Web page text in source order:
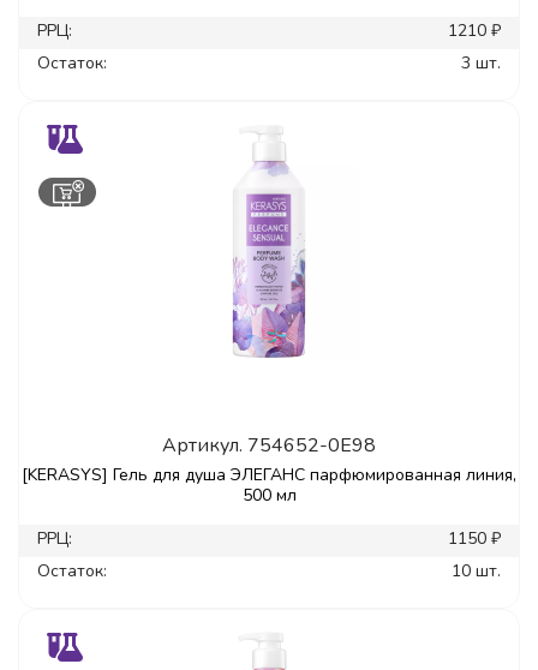
РРЦ:
1210 ₽
Остаток:
3 шт.
Артикул. 754652-0E98
[KERASYS] Гель для душа ЭЛЕГАНС парфюмированная линия,
500 мл
РРЦ:
1150 ₽
Остаток:
10 шт.